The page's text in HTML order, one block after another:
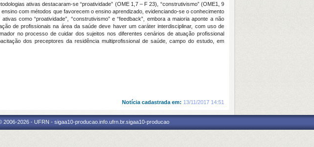
ativas destacaram-se “proatividade” (OME 1,7 – F 23), “construtivismo” (OME1, 9
com métodos que favorecem o ensino aprendizado, evidenciando-se o conhecimento
como “proatividade”, “construtivismo” e “feedback”, embora a maioria aponte a não
de profissionais na área da saúde deve haver um caráter interdisciplinar, com uso de
no processo de cuidar dos sujeitos nos diferentes cenários de atuação profissional
dos preceptores da residência multiprofissional de saúde, campo do estudo, em
Notícia cadastrada em: 13/11/2017 14:51
2026 - UFRN - sigaa10-producao.info.ufrn.br.sigaa10-producao